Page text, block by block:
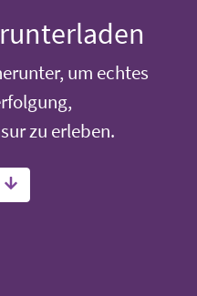
um echtes
zu erleben.